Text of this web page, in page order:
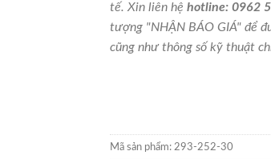
tế. Xin liên hệ hotline: 0962
tượng "NHẬN BÁO GIÁ" để
cũng như thông số kỹ thuật
Mã sản phẩm: 293-252-30